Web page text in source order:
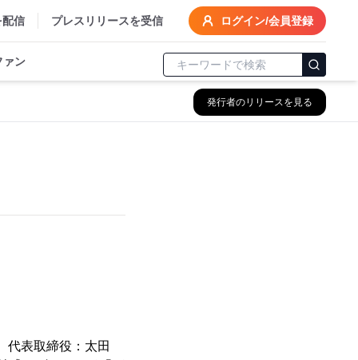
配信 プレスリリースを受信 ログイン/会員登録
ァン
発行者のリリースを見る
代表取締役：太田